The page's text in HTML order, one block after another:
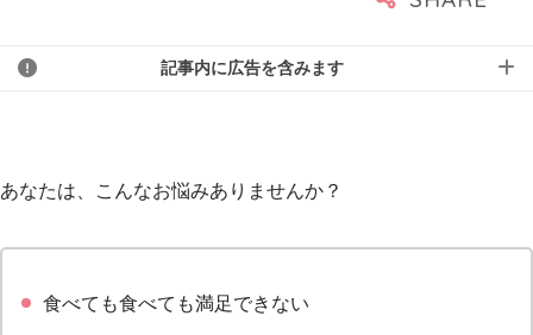
記事内に広告を含みます
あなたは、こんなお悩みありませんか？
食べても食べても満足できない